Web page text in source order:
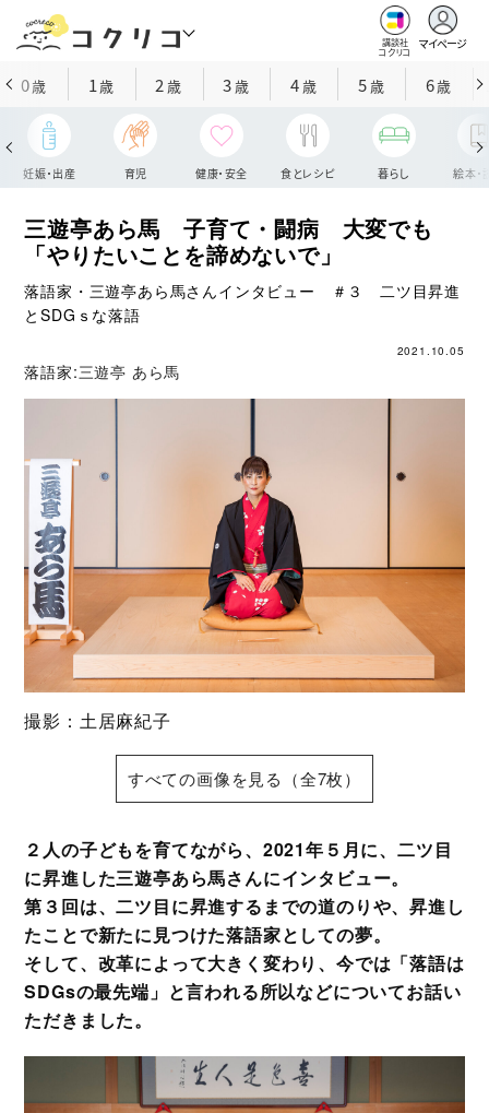
講談社
コクリコ
マイページ
0歳 1歳 2 歳 3歳 4歳 5歳 6歳
妊娠・出産 育児 健康・安全 食とレシピ 暮らし 絵本・
三遊亭あら馬 子育て・闘病 大変でも
「やりたいことを諦めないで」
落語家・三遊亭あら馬さんインタビュー ＃３ 二ツ目昇進
とSDGｓな落語
2021.10.05
落語家:三遊亭 あら馬
撮影：土居麻紀子
すべての画像を見る（全7枚）
２人の子どもを育てながら、2021年５月に、二ツ目
に昇進した三遊亭あら馬さんにインタビュー。
第３回は、二ツ目に昇進するまでの道のりや、昇進し
たことで新たに見つけた落語家としての夢。
そして、改革によって大きく変わり、今では「落語は
SDGsの最先端」と言われる所以などについてお話い
ただきました。